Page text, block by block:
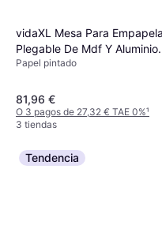
vidaXL Mesa Para
Plegable De Mdf Y Aluminio
200x60x78 Cm
Papel pintado
81,96 €
O 3 pagos de 27,32 € TAE 0%¹
3 tiendas
Tendencia